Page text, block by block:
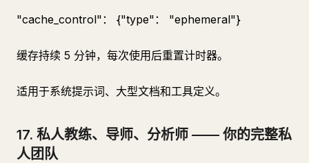
"cache_control"： {"type"： "ephemeral"}
缓存持续 5 分钟，每次使用后重置计时器。
适用于系统提示词、大型文档和工具定义。
17. 私人教练、导师、分析师 —— 你的完整私
人团队